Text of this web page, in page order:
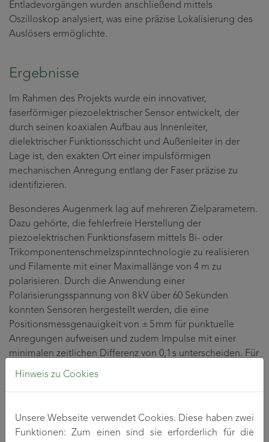
Entladevorgängen wurden anschließend mittels
Oszilloskop analysiert, was eine präzise Lokalisierung des
Auslösers ermöglichte.
Ergebnisse
Im Rahmen des Projekts wurde ein innovativer,
faserförmiger piezoelektrischer Sensor entwickelt, der
durch seinen koaxialen Aufbau aus Innenleiter,
dielektrischer Funktionsschicht und Außenleiter in der
Lage ist, den exakten Ort einer impulsförmigen
mechanischen Anregung entlang der Faser präzise zu
identifizieren.
Besonderes Augenmerk lag auf mehreren Zielparametern.
Dazu gehörte, die fehlerfreie Herstellung der
piezoelektrischen Funktionsfasern mittels Bi- oder
Trikomponentenschmelzspinntechnologie zu realisieren
und Filamente mit einer Maximallänge von 4 m zu
polarisieren. Durch die Anwendung einer
Polarisierungsspannung von 8 kV über 60 Sekunden
konnten Sensoren hergestellt werden, die eine
Positionsmessgenauigkeit von ± 5 mm für punktuelle
Anregungen aufweisen und zudem Impulse mit einer
minimalen zeitlichen Differenz von 0,1 s unterscheiden. Für
den praktischen Einsatz in Applikationen wie Textilien oder
Hinweis zu Cookies
Unsere Webseite verwendet Cookies. Diese haben zwei
Funktionen: Zum einen sind sie erforderlich für die